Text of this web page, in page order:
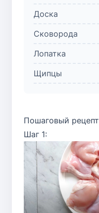
Доска
Сковорода
Лопатка
Щипцы
Пошаговый рецепт
Шаг 1: